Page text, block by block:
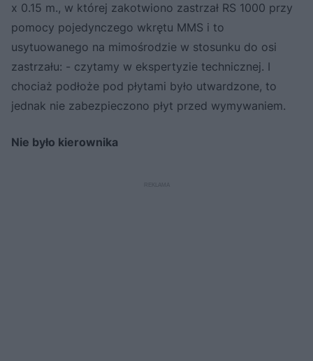
x 0.15 m., w której zakotwiono zastrzał RS 1000 przy
pomocy pojedynczego wkrętu MMS i to
usytuowanego na mimośrodzie w stosunku do osi
zastrzału: - czytamy w ekspertyzie technicznej. I
chociaż podłoże pod płytami było utwardzone, to
jednak nie zabezpieczono płyt przed wymywaniem.
Nie było kierownika